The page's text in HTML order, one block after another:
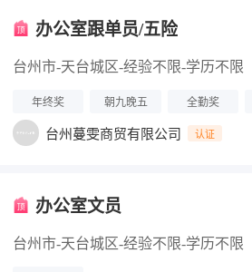
办公室跟单员/五险
台州市-天台城区-经验不限-学历不限
年终奖 朝九晚五 全勤奖
台州蔓雯商贸有限公司 认证
办公室文员
台州市-天台城区-经验不限-学历不限